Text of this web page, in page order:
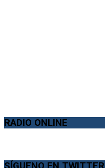
RADIO ONLINE